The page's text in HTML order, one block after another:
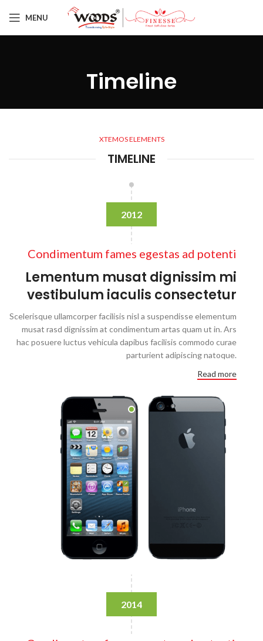
MENU
Timeline
XTEMOS ELEMENTS
TIMELINE
2012
Condimentum fames egestas ad potenti
Lementum musat dignissim mi
vestibulum iaculis consectetur
Scelerisque ullamcorper facilisis nisl a suspendisse elementum
musat rasd dignissim at condimentum artas quam ut in. Ars
hac posuere luctus vehicula dapibus facilisis commodo curae
parturient adipiscing natoque.
Read more
2014